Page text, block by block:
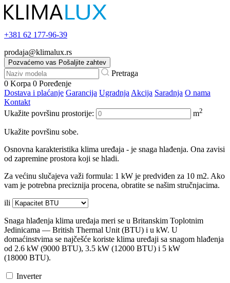
+381 62 177-96-39
prodaja@klimalux.rs
Pozvaćemo vas Pošaljite zahtev
Pretraga
0 Korpa 0 Poređenje
Dostava i plaćanje Garancija Ugradnja Akcija Saradnja O nama
Kontakt
Ukažite površinu prostorije:
m2
Ukažite površinu sobe.
Osnovna karakteristika klima uređaja - je snaga hlađenja. Ona zavisi
od zapremine prostora koji se hladi.
Za većinu slučajeva važi formula: 1 kW je predviđen za 10 m2. Ako
vam je potrebna preciznija procena, obratite se našim stručnjacima.
ili
Snaga hlađenja klima uređaja meri se u Britanskim Toplotnim
Jedinicama — British Thermal Unit (BTU) i u kW. U
domaćinstvima se najčešće koriste klima uređaji sa snagom hlađenja
od 2.6 kW (9000 BTU), 3.5 kW (12000 BTU) i 5 kW
(18000 BTU).
Inverter